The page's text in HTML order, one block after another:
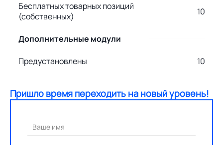
Бесплатных товарных позиций
(собственных)
10
Дополнительные модули
Предустановлены 10
Пришло время переходить на новый уровень!
Ваше имя